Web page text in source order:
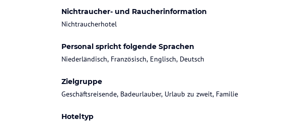
Nichtraucher- und Raucherinformation
Nichtraucherhotel
Personal spricht folgende Sprachen
Niederländisch, Französisch, Englisch, Deutsch
Zielgruppe
Geschäftsreisende, Badeurlauber, Urlaub zu zweit, Familie
Hoteltyp